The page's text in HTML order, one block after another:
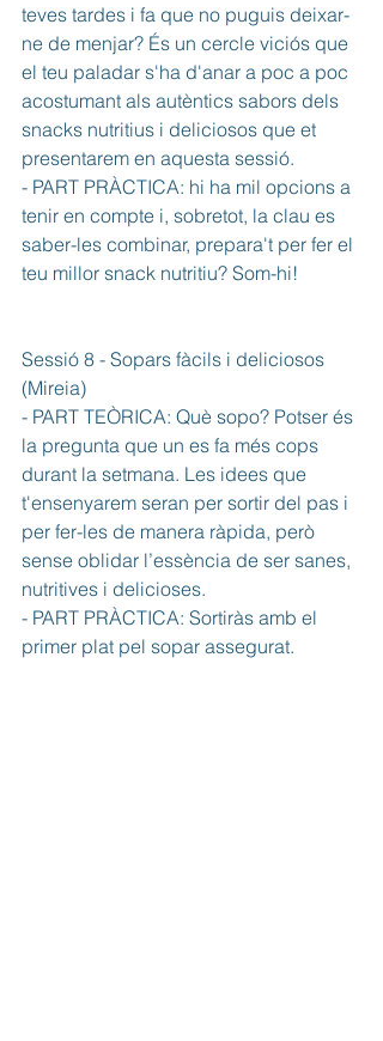
teves tardes i fa que no puguis deixar-
ne de menjar? És un cercle viciós que
el teu paladar s'ha d'anar a poc a poc
acostumant als autèntics sabors dels
snacks nutritius i deliciosos que et
presentarem en aquesta sessió.
- PART PRÀCTICA: hi ha mil opcions a
tenir en compte i, sobretot, la clau es
saber-les combinar, prepara't per fer el
teu millor snack nutritiu? Som-hi!
Sessió 8 - Sopars fàcils i deliciosos
(Mireia)
- PART TEÒRICA: Què sopo? Potser és
la pregunta que un es fa més cops
durant la setmana. Les idees que
t'ensenyarem seran per sortir del pas i
per fer-les de manera ràpida, però
sense oblidar l’essència de ser sanes,
nutritives i delicioses.
- PART PRÀCTICA: Sortiràs amb el
primer plat pel sopar assegurat.